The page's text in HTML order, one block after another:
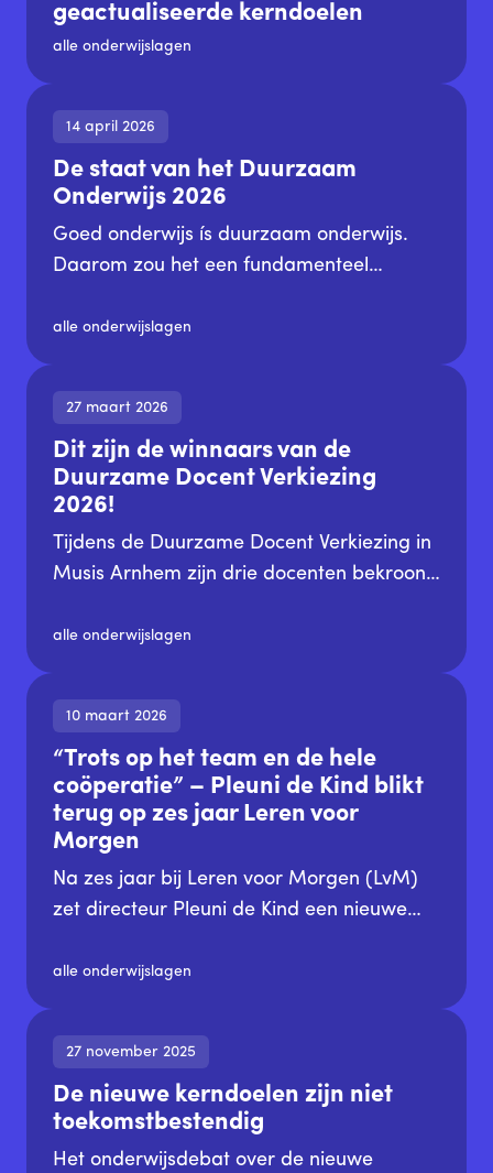
geactualiseerde kerndoelen
alle onderwijslagen
14 april 2026
De staat van het Duurzaam
Onderwijs 2026
Goed onderwijs ís duurzaam onderwijs.
Daarom zou het een fundamenteel
van de Onderwijsinspectie naar de
momenteel niet het geval is, bieden wij als
Coöperatie Leren voor Morgen voor het
derde jaar op rij een aanvulling: De Staat
van het Duurzaam Onderwijs. Dit rapport
geeft, op basis van de expertise van onze
leden, inzicht in de mate waarin
duurzaamheid een plek heeft in het
alle onderwijslagen
27 maart 2026
Dit zijn de winnaars van de
Duurzame Docent Verkiezing
2026!
Tijdens de Duurzame Docent Verkiezing in
Musis Arnhem zijn drie docenten bekroond
Leonie Hijne, Monique Bokdam en Ginie
duurzaamheid een essentieel onderdeel
kan zijn van leren en lesgeven. De
verkiezing biedt een podium aan docenten
die leerlingen en studenten helpen
omgaan met de uitdagingen van deze tijd.
alle onderwijslagen
10 maart 2026
“Trots op het team en de hele
coöperatie” – Pleuni de Kind blikt
terug op zes jaar Leren voor
Morgen
Na zes jaar bij Leren voor Morgen (LvM)
zet directeur Pleuni de Kind een nieuwe
zij bij de coöperatie. In dit interview blikt
wat is er de afgelopen jaren veranderd?
Waarom is ze ooit bij LvM gaan werken?
En hoe kijkt ze naar de toekomst?
alle onderwijslagen
27 november 2025
De nieuwe kerndoelen zijn niet
toekomstbestendig
Het onderwijsdebat over de nieuwe